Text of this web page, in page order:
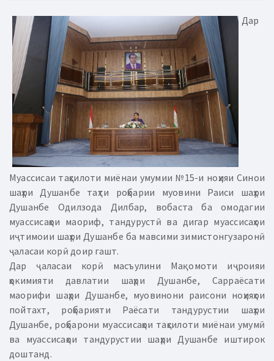
Дар
Муассисаи таҳсилоти миёнаи умумии №15-и ноҳияи Синои
шаҳри Душанбе таҳти роҳбарии муовини Раиси шаҳри
Душанбе Одилзода Дилбар, вобаста ба омодагии
муассисаҳои маориф, тандурустӣ ва дигар муассисаҳои
иҷтимоии шаҳри Душанбе ба мавсими зимистонгузаронӣ
ҷаласаи корӣ доир гашт.
Дар ҷаласаи корӣ масъулини Мақомоти иҷроияи
ҳокимияти давлатии шаҳри Душанбе, Сарраёсати
маорифи шаҳри Душанбе, муовинони раисони ноҳияҳои
пойтахт, роҳбарияти Раёсати тандурустии шаҳри
Душанбе, роҳбарони муассисаҳои таҳсилоти миёнаи умумӣ
ва муассисаҳои тандурустии шаҳри Душанбе иштирок
доштанд.